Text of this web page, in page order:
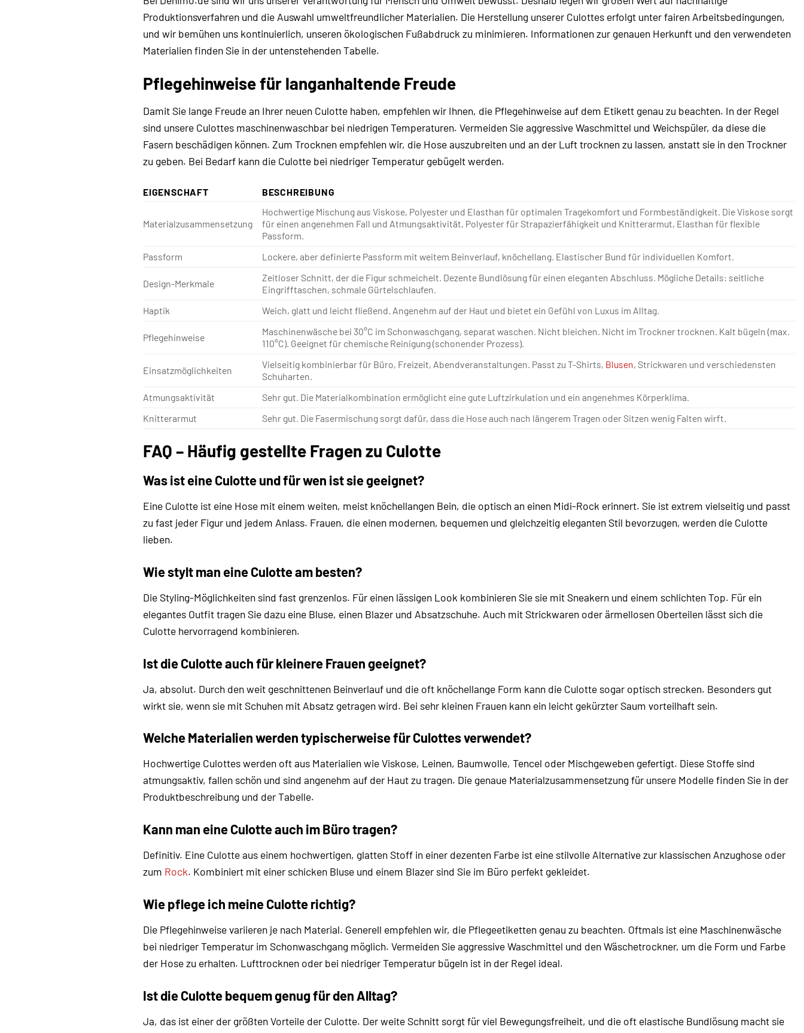
Produktionsverfahren und die Auswahl umweltfreundlicher Materialien. Die Herstellung unserer Culottes erfolgt unter fairen Arbeitsbedingungen,
und wir bemühen uns kontinuierlich, unseren ökologischen Fußabdruck zu minimieren. Informationen zur genauen Herkunft und den verwendeten
Materialien finden Sie in der untenstehenden Tabelle.
Pflegehinweise für langanhaltende Freude
Damit Sie lange Freude an Ihrer neuen Culotte haben, empfehlen wir Ihnen, die Pflegehinweise auf dem Etikett genau zu beachten. In der Regel
sind unsere Culottes maschinenwaschbar bei niedrigen Temperaturen. Vermeiden Sie aggressive Waschmittel und Weichspüler, da diese die
Fasern beschädigen können. Zum Trocknen empfehlen wir, die Hose auszubreiten und an der Luft trocknen zu lassen, anstatt sie in den Trockner
zu geben. Bei Bedarf kann die Culotte bei niedriger Temperatur gebügelt werden.
EIGENSCHAFT BESCHREIBUNG
Materialzusammensetzung
Hochwertige Mischung aus Viskose, Polyester und Elasthan für optimalen Tragekomfort und Formbeständigkeit. Die Viskose sorgt
für einen angenehmen Fall und Atmungsaktivität, Polyester für Strapazierfähigkeit und Knitterarmut, Elasthan für flexible
Passform.
Passform
Lockere, aber definierte Passform mit weitem Beinverlauf, knöchellang. Elastischer Bund für individuellen Komfort.
Design-Merkmale
Zeitloser Schnitt, der die Figur schmeichelt. Dezente Bundlösung für einen eleganten Abschluss. Mögliche Details: seitliche
Eingrifftaschen, schmale Gürtelschlaufen.
Haptik
Weich, glatt und leicht fließend. Angenehm auf der Haut und bietet ein Gefühl von Luxus im Alltag.
Pflegehinweise
Maschinenwäsche bei 30°C im Schonwaschgang, separat waschen. Nicht bleichen. Nicht im Trockner trocknen. Kalt bügeln (max.
110°C). Geeignet für chemische Reinigung (schonender Prozess).
Einsatzmöglichkeiten
Vielseitig kombinierbar für Büro, Freizeit, Abendveranstaltungen. Passt zu T-Shirts, Blusen, Strickwaren und verschiedensten
Schuharten.
Atmungsaktivität
Sehr gut. Die Materialkombination ermöglicht eine gute Luftzirkulation und ein angenehmes Körperklima.
Knitterarmut
Sehr gut. Die Fasermischung sorgt dafür, dass die Hose auch nach längerem Tragen oder Sitzen wenig Falten wirft.
FAQ – Häufig gestellte Fragen zu Culotte
Was ist eine Culotte und für wen ist sie geeignet?
Eine Culotte ist eine Hose mit einem weiten, meist knöchellangen Bein, die optisch an einen Midi-Rock erinnert. Sie ist extrem vielseitig und passt
zu fast jeder Figur und jedem Anlass. Frauen, die einen modernen, bequemen und gleichzeitig eleganten Stil bevorzugen, werden die Culotte
lieben.
Wie stylt man eine Culotte am besten?
Die Styling-Möglichkeiten sind fast grenzenlos. Für einen lässigen Look kombinieren Sie sie mit Sneakern und einem schlichten Top. Für ein
elegantes Outfit tragen Sie dazu eine Bluse, einen Blazer und Absatzschuhe. Auch mit Strickwaren oder ärmellosen Oberteilen lässt sich die
Culotte hervorragend kombinieren.
Ist die Culotte auch für kleinere Frauen geeignet?
Ja, absolut. Durch den weit geschnittenen Beinverlauf und die oft knöchellange Form kann die Culotte sogar optisch strecken. Besonders gut
wirkt sie, wenn sie mit Schuhen mit Absatz getragen wird. Bei sehr kleinen Frauen kann ein leicht gekürzter Saum vorteilhaft sein.
Welche Materialien werden typischerweise für Culottes verwendet?
Hochwertige Culottes werden oft aus Materialien wie Viskose, Leinen, Baumwolle, Tencel oder Mischgeweben gefertigt. Diese Stoffe sind
atmungsaktiv, fallen schön und sind angenehm auf der Haut zu tragen. Die genaue Materialzusammensetzung für unsere Modelle finden Sie in der
Produktbeschreibung und der Tabelle.
Kann man eine Culotte auch im Büro tragen?
Definitiv. Eine Culotte aus einem hochwertigen, glatten Stoff in einer dezenten Farbe ist eine stilvolle Alternative zur klassischen Anzughose oder
zum Rock. Kombiniert mit einer schicken Bluse und einem Blazer sind Sie im Büro perfekt gekleidet.
Wie pflege ich meine Culotte richtig?
Die Pflegehinweise variieren je nach Material. Generell empfehlen wir, die Pflegeetiketten genau zu beachten. Oftmals ist eine Maschinenwäsche
bei niedriger Temperatur im Schonwaschgang möglich. Vermeiden Sie aggressive Waschmittel und den Wäschetrockner, um die Form und Farbe
der Hose zu erhalten. Lufttrocknen oder bei niedriger Temperatur bügeln ist in der Regel ideal.
Ist die Culotte bequem genug für den Alltag?
Ja, das ist einer der größten Vorteile der Culotte. Der weite Schnitt sorgt für viel Bewegungsfreiheit, und die oft elastische Bundlösung macht sie